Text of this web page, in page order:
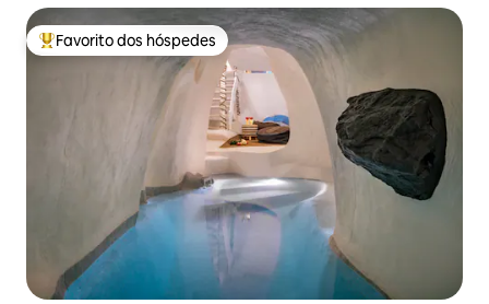
Favoritos dos hóspedes mais apreciados
Favorito dos hóspedes